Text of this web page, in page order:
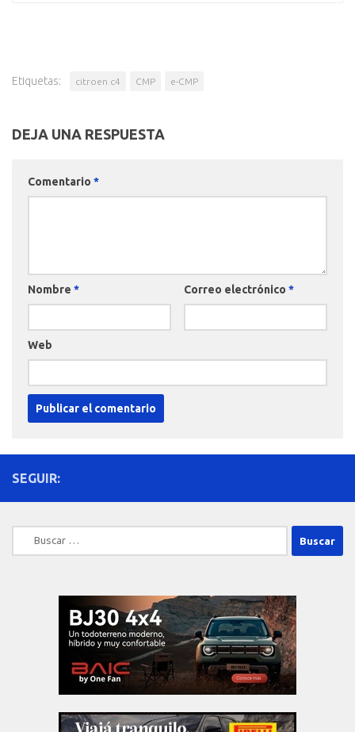
Etiquetas: citroen c4 CMP e-CMP
DEJA UNA RESPUESTA
Comentario *
Nombre * Correo electrónico *
Web
SEGUIR:
Buscar: